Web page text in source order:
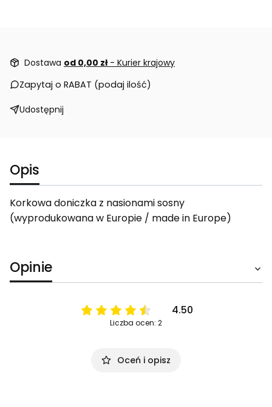
Dostawa od 0,00 zł - Kurier krajowy
Zapytaj o RABAT (podaj ilość)
Udostępnij
Opis
Korkowa doniczka z nasionami sosny
(wyprodukowana w Europie / made in Europe)
Opinie
4.50
Liczba ocen: 2
Oceń i opisz